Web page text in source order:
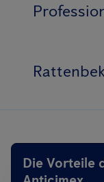
Die Vorteile